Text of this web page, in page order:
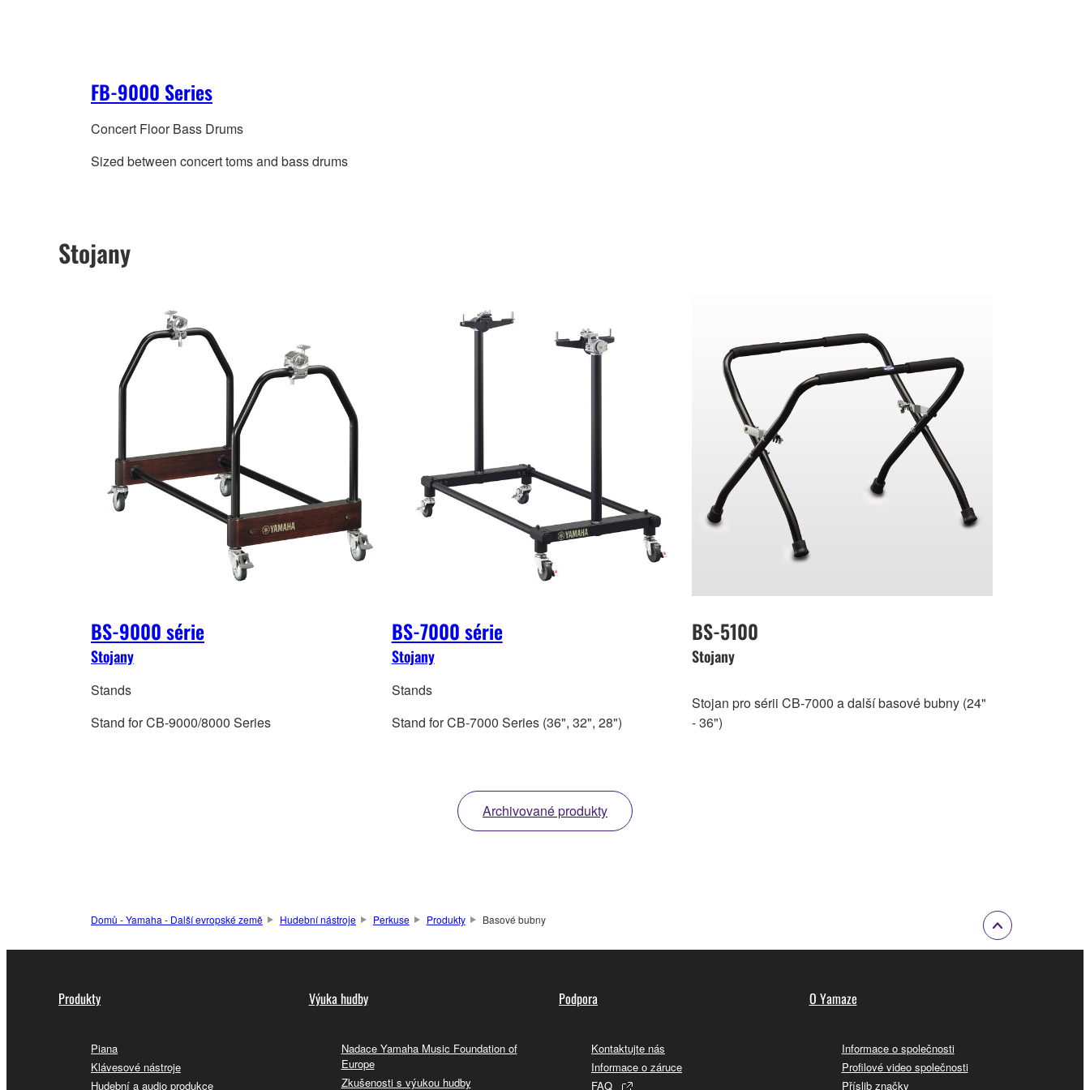
FB-9000 Series
Concert Floor Bass Drums
Sized between concert toms and bass drums
Stojany
BS-9000 série
Stojany
Stands
Stand for CB-9000/8000 Series
BS-7000 série
Stojany
Stands
Stand for CB-7000 Series (36", 32", 28")
BS-5100
Stojany
Stojan pro sérii CB-7000 a další basové bubny (24"
- 36")
Archivované produkty
Domů - Yamaha - Další evropské země Hudební nástroje Perkuse Produkty Basové bubny
Produkty
Piana
Klávesové nástroje
Hudební a audio produkce
Výuka hudby
Nadace Yamaha Music Foundation of
Europe
Zkušenosti s výukou hudby
Podpora
Kontaktujte nás
Informace o záruce
FAQ
O Yamaze
Informace o společnosti
Profilové video společnosti
Příslib značky